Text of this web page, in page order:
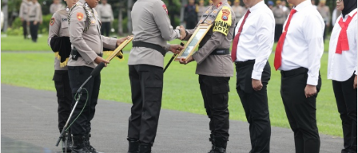
n
e
m
a
l